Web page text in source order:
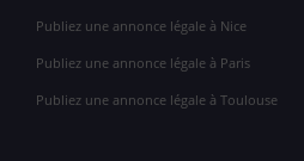
Publiez une annonce légale à Nice
Publiez une annonce légale à Paris
Publiez une annonce légale à Toulouse